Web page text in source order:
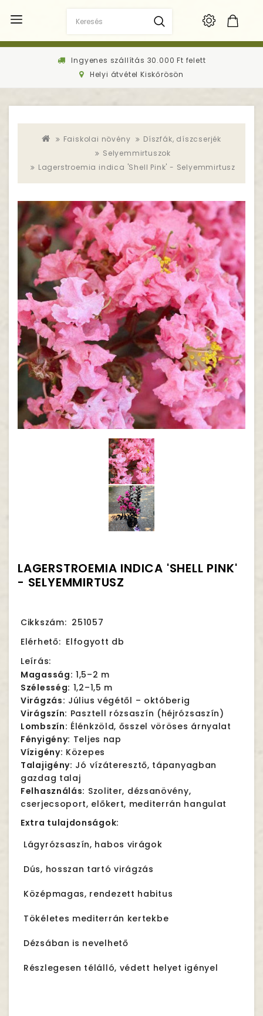
Ingyenes szállítás 30.000 Ft felett
Helyi átvétel Kiskőrösön
Faiskolai növény
Díszfák, díszcserjék
Selyemmirtuszok
Lagerstroemia indica 'Shell Pink' - Selyemmirtusz
LAGERSTROEMIA INDICA 'SHELL PINK'
- SELYEMMIRTUSZ
Cikkszám: 251057
Elérhető: Elfogyott db
Leírás:
Magasság: 1,5–2 m
Szélesség: 1,2–1,5 m
Virágzás: Július végétől – októberig
Virágszín: Pasztell rózsaszín (héjrózsaszín)
Lombszín: Élénkzöld, ősszel vöröses árnyalat
Fényigény: Teljes nap
Vízigény: Közepes
Talajigény: Jó vízáteresztő, tápanyagban
gazdag talaj
Felhasználás: Szoliter, dézsanövény,
cserjecsoport, előkert, mediterrán hangulat
Extra tulajdonságok:
Lágyrózsaszín, habos virágok
Dús, hosszan tartó virágzás
Középmagas, rendezett habitus
Tökéletes mediterrán kertekbe
Dézsában is nevelhető
Részlegesen télálló, védett helyet igényel